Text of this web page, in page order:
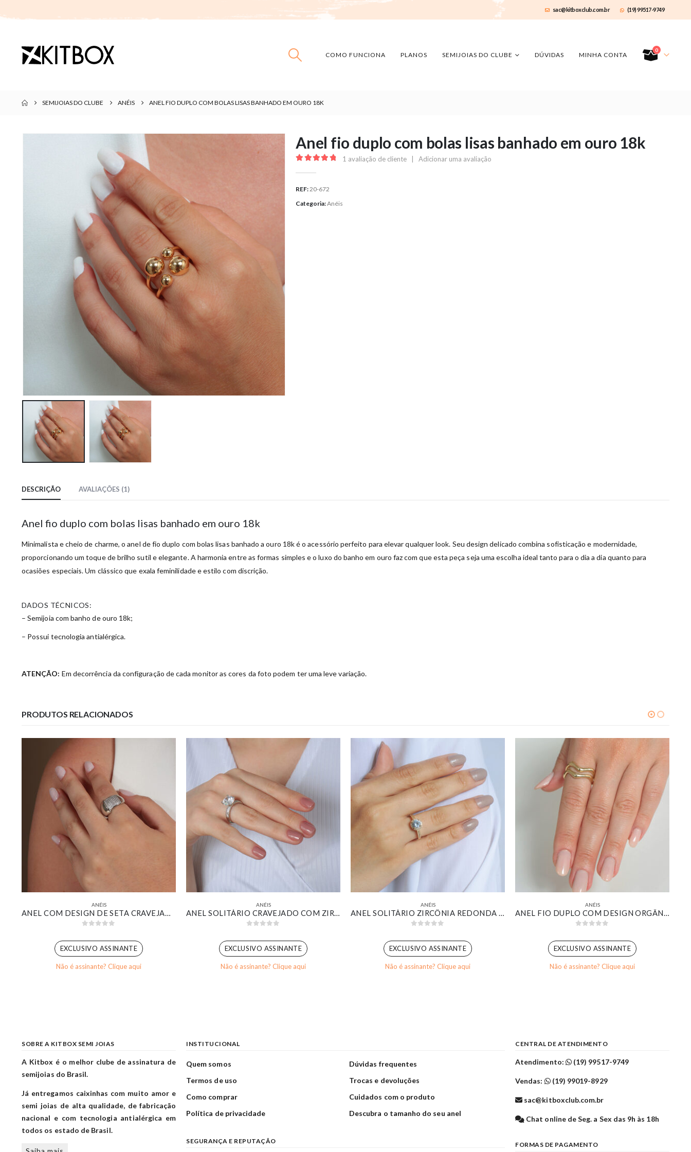
sac@kitboxclub.com.br (19) 99517-9749
COMO FUNCIONA PLANOS SEMIJOIAS DO CLUBE DÚVIDAS MINHA CONTA
0
SEMIJOIAS DO CLUBE ANÉIS ANEL FIO DUPLO COM BOLAS LISAS BANHADO EM OURO 18K
Anel fio duplo com bolas lisas banhado em ouro 18k
1 avaliação de cliente Adicionar uma avaliação
REF:20-672
Categoria:Anéis
DESCRIÇÃO AVALIAÇÕES (1)
Anel fio duplo com bolas lisas banhado em ouro 18k
Minimalista e cheio de charme, o anel de fio duplo com bolas lisas banhado a ouro 18k é o acessório perfeito para elevar qualquer look. Seu design delicado combina sofisticação e modernidade,
proporcionando um toque de brilho sutil e elegante. A harmonia entre as formas simples e o luxo do banho em ouro faz com que esta peça seja uma escolha ideal tanto para o dia a dia quanto para
ocasiões especiais. Um clássico que exala feminilidade e estilo com discrição.
DADOS TÉCNICOS:
– Semijoia com banho de ouro 18k;
– Possui tecnologia antialérgica.
ATENÇÃO: Em decorrência da configuração de cada monitor as cores da foto podem ter uma leve variação.
PRODUTOS RELACIONADOS
ANÉIS
ANEL COM DESIGN DE SETA CRAVEJADO BANHADO EM OURO BRANCO
EXCLUSIVO ASSINANTE
Não é assinante? Clique aqui
ANÉIS
ANEL SOLITÁRIO CRAVEJADO COM ZIRCÔNIA REDONDA CRISTAL BANHADO EM OURO BRANCO
EXCLUSIVO ASSINANTE
Não é assinante? Clique aqui
ANÉIS
ANEL SOLITÁRIO ZIRCÔNIA REDONDA CRISTAL DETALHES CRAVEJADO BANHADO EM OURO 18K
EXCLUSIVO ASSINANTE
Não é assinante? Clique aqui
ANÉIS
ANEL FIO DUPLO COM DESIGN ORGÂNICO ONDULADO LISO BANHADO EM OURO 18K
EXCLUSIVO ASSINANTE
Não é assinante? Clique aqui
SOBRE A KITBOX SEMI JOIAS
A Kitbox é o melhor clube de assinatura de
semijoias do Brasil.
Já entregamos caixinhas com muito amor e
semi joias de alta qualidade, de fabricação
nacional e com tecnologia antialérgica em
todos os estado de Brasil.
INSTITUCIONAL
Quem somos
Termos de uso
Como comprar
Política de privacidade
Dúvidas frequentes
Trocas e devoluções
Cuidados com o produto
Descubra o tamanho do seu anel
SEGURANÇA E REPUTAÇÃO
CENTRAL DE ATENDIMENTO
Atendimento: (19) 99517-9749
Vendas: (19) 99019-8929
sac@kitboxclub.com.br
Chat online de Seg. a Sex das 9h às 18h
FORMAS DE PAGAMENTO